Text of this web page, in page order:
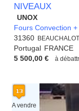
NIVEAUX
UNOX
Fours Convection
31360 BEAUCHALOT
Portugal FRANCE
5 500,00 €
à
A vendre